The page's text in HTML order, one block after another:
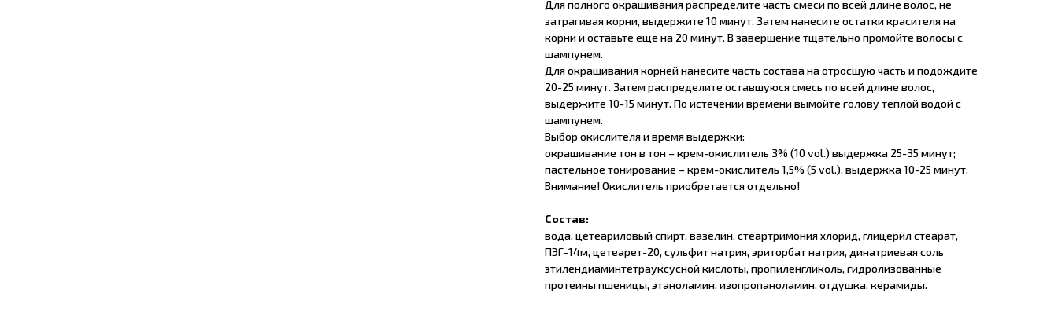
Для полного окрашивания распределите часть смеси по всей длине волос, не
затрагивая корни, выдержите 10 минут. Затем нанесите остатки красителя на
корни и оставьте еще на 20 минут. В завершение тщательно промойте волосы с
шампунем.
Для окрашивания корней нанесите часть состава на отросшую часть и подождите
20-25 минут. Затем распределите оставшуюся смесь по всей длине волос,
выдержите 10-15 минут. По истечении времени вымойте голову теплой водой с
шампунем.
Выбор окислителя и время выдержки:
окрашивание тон в тон – крем-окислитель 3% (10 vol.) выдержка 25-35 минут;
пастельное тонирование – крем-окислитель 1,5% (5 vol.), выдержка 10-25 минут.
Внимание! Окислитель приобретается отдельно!
Состав:
вода, цетеариловый спирт, вазелин, стеартримония хлорид, глицерил стеарат,
ПЭГ-14м, цетеарет-20, сульфит натрия, эриторбат натрия, динатриевая соль
этилендиаминтетрауксусной кислоты, пропиленгликоль, гидролизованные
протеины пшеницы, этаноламин, изопропаноламин, отдушка, керамиды.